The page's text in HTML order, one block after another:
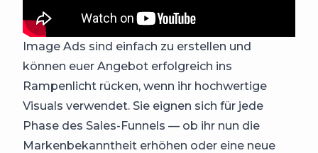
Image Ads sind einfach zu erstellen und
können euer Angebot erfolgreich ins
Rampenlicht rücken, wenn ihr hochwertige
Visuals verwendet. Sie eignen sich für jede
Phase des Sales-Funnels — ob ihr nun die
Markenbekanntheit erhöhen oder eine neue